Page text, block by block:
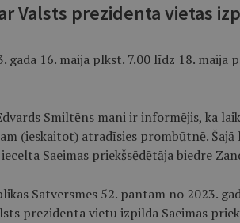
Valsts prezidenta vietas
gada 16. maija plkst. 7.00 līdz 18. maija
Smiltēns mani ir informējis, ka
(ieskaitot) atradīsies prombūtnē. Šajā
Saeimas priekšsēdētāja biedre
Satversmes 52. pantam no 2023.
prezidenta vietu izpilda Saeimas